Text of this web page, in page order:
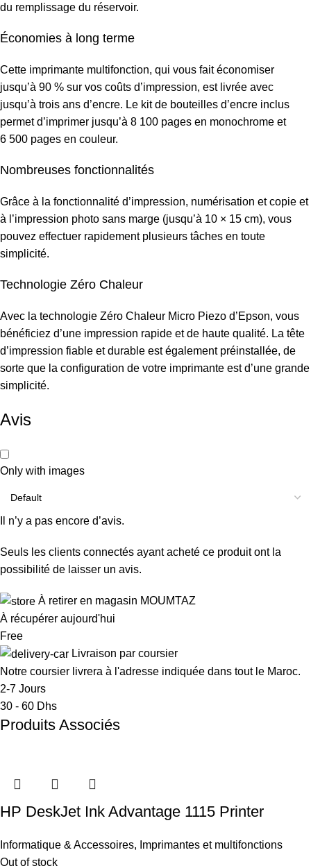
du remplissage du réservoir.
Économies à long terme
Cette imprimante multifonction, qui vous fait économiser
jusqu’à 90 % sur vos coûts d’impression, est livrée avec
jusqu’à trois ans d’encre. Le kit de bouteilles d’encre inclus
permet d’imprimer jusqu’à 8 100 pages en monochrome et
6 500 pages en couleur.
Nombreuses fonctionnalités
Grâce à la fonctionnalité d’impression, numérisation et copie et
à l’impression photo sans marge (jusqu’à 10 × 15 cm), vous
pouvez effectuer rapidement plusieurs tâches en toute
simplicité.
Technologie Zéro Chaleur
Avec la technologie Zéro Chaleur Micro Piezo d’Epson, vous
bénéficiez d’une impression rapide et de haute qualité. La tête
d’impression fiable et durable est également préinstallée, de
sorte que la configuration de votre imprimante est d’une grande
simplicité.
Avis
Only with images
Il n’y a pas encore d’avis.
Seuls les clients connectés ayant acheté ce produit ont la
possibilité de laisser un avis.
À retirer en magasin MOUMTAZ
À récupérer aujourd'hui
Free
Livraison par coursier
Notre coursier livrera à l'adresse indiquée dans tout le Maroc.
2-7 Jours
30 - 60 Dhs
Produits Associés
HP DeskJet Ink Advantage 1115 Printer
Informatique & Accessoires, Imprimantes et multifonctions
Out of stock